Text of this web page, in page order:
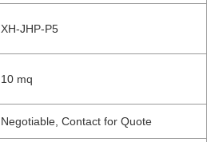
XH-JHP-P5
10 mq
Negotiable, Contact for Quote